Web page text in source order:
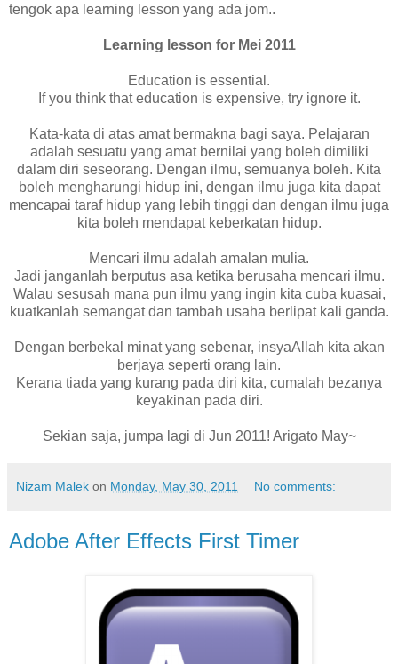
tengok apa learning lesson yang ada jom..
Learning lesson for Mei 2011
Education is essential.
If you think that education is expensive, try ignore it.
Kata-kata di atas amat bermakna bagi saya. Pelajaran
adalah sesuatu yang amat bernilai yang boleh dimiliki
dalam diri seseorang. Dengan ilmu, semuanya boleh. Kita
boleh mengharungi hidup ini, dengan ilmu juga kita dapat
mencapai taraf hidup yang lebih tinggi dan dengan ilmu juga
kita boleh mendapat keberkatan hidup.
Mencari ilmu adalah amalan mulia.
Jadi janganlah berputus asa ketika berusaha mencari ilmu.
Walau sesusah mana pun ilmu yang ingin kita cuba kuasai,
kuatkanlah semangat dan tambah usaha berlipat kali ganda.
Dengan berbekal minat yang sebenar, insyaAllah kita akan
berjaya seperti orang lain.
Kerana tiada yang kurang pada diri kita, cumalah bezanya
keyakinan pada diri.
Sekian saja, jumpa lagi di Jun 2011! Arigato May~
Nizam Malek on Monday, May 30, 2011 No comments:
Adobe After Effects First Timer